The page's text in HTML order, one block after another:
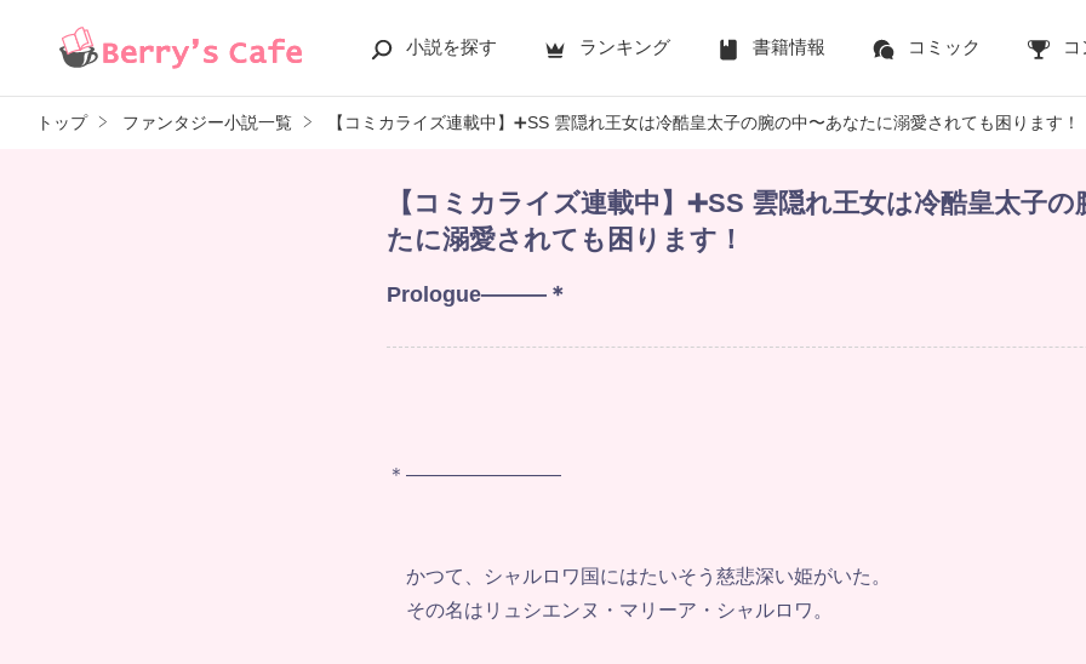
小説を探す ランキング 書籍情報 コミック
トップ ファンタジー小説一覧 【コミカライズ連載中】➕SS 雲隠れ王女は冷酷皇太子の腕の中〜あなたに溺愛されても困ります！
【コミカライズ連載中】➕SS 雲隠れ王女は冷酷皇太子
たに溺愛されても困ります！
Prologue———＊
＊————————
かつて、シャルロワ国にはたいそう慈悲深い姫がいた。
その名はリュシエンヌ・マリーア・シャルロワ。